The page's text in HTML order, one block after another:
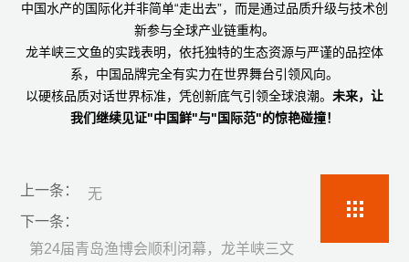
中国水产的国际化并非简单“走出去”，而是通过品质升级与技术创
新参与全球产业链重构。
龙羊峡三文鱼的实践表明，依托独特的生态资源与严谨的品控体
系，中国品牌完全有实力在世界舞台引领风向。
以硬核品质对话世界标准，凭创新底气引领全球浪潮。 未来，让
我们继续见证"中国鲜"与"国际范"的惊艳碰撞！
上一条：
无
下一条：
第24届青岛渔博会顺利闭幕，龙羊峡三文